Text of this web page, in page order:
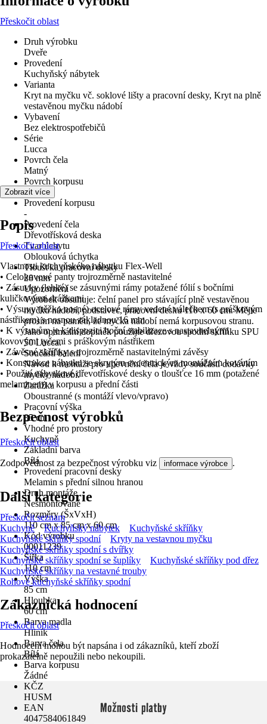
Přeskočit oblast
Druh výrobku
Dveře
Provedení
Kuchyňský nábytek
Varianta
Kryt na myčku vč. soklové lišty a pracovní desky, Kryt na plně
vestavěnou myčku nádobí
Vybavení
Bez elektrospotřebičů
Série
Lucca
Povrch čela
Matný
Povrch korpusu
Matný
Provedení korpusu
-
Provedení čela
Dřevotřísková deska
Tvar úchytu
Oblouková úchytka
Tloušťka pracovní desky
28 mm
Upozornění
Výrobek obsahuje: čelní panel pro stávající plně vestavěnou
myčku nádobí, podstavec, pracovní desku 110 x 60 cm. Mějte
prosím na paměti, že myčka nádobí nemá korpusovou stranu.
Jako optimální doplněk použijte dřezovou spodní skříňku SPU
50 Lucca.
Součástí balení
Návod k montáži pro upevnění čela je vždy součástí dodávky
myčky nádobí.
Zarážka
Oboustranné (s montáží vlevo/vpravo)
Pracovní výška
85 cm
Vhodné pro prostory
Kuchyně
Základní barva
Bílá
Provedení pracovní desky
Melamin s přední silnou hranou
Druh montáže
Nesmontované
Rozměry (ŠxVxH)
110 cm x 85 cm x 60 cm
Kód výrobku
00011239
Šířka
110 cm
Výška
85 cm
Hloubka
60 cm
Barva madla
Hliník
Barva čela
Bílá
Barva korpusu
Žádné
KČZ
HUSM
EAN
4047584061849
Zobrazit více
Popis
Přeskočit oblast
Vlastnosti kuchyňského nábytku Flex-Well
• Celokovové panty trojrozměrně nastavitelné
• Zásuvky (lehké) se zásuvnými rámy potažené fólií s bočními
kuličkovými drážkami
• Výsuvy (těžko nosné) ocelové rámy vedené válečkem (s práškovým
nástřikem) s nosnou základnou 16 mm
• K výsuvům je k dispozici boční stabilizace s nastavitelnými
kovovými tyčemi s práškovým nástřikem
• Závěsné skříňky s trojrozměrně nastavitelnými závěsy
• Konstrukce nábytku se skrytým excentrickým montážním kováním
• Použití nábytkové dřevotřískové desky o tloušťce 16 mm (potažené
melaminem) v korpusu a přední části
Bezpečnost výrobků
Přeskočit oblast
Zodpovědnost za bezpečnost výrobku viz informace výrobce .
Další kategorie
Přeskočit seznam
Kuchyně
Kuchyňský nábytek
Kuchyňské skříňky
Kuchyňské skříňky spodní
Kryty na vestavnou myčku
Kuchyňské skříňky spodní s dvířky
Kuchyňské skříňky spodní se šuplíky
Kuchyňské skříňky pod dřez
Kuchyňské skříňky na vestavné trouby
Rohové kuchyňské skříňky spodní
Zákaznická hodnocení
Přeskočit oblast
Hodnocení mohou být napsána i od zákazníků, kteří zboží
prokazatelně nepoužili nebo nekoupili.
Možnosti platby